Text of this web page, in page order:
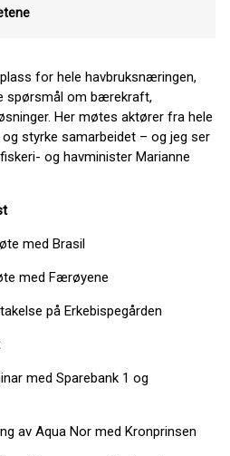
for hele havbruksnæringen,
spørsmål om bærekraft,
Her møtes aktører fra hele
styrke samarbeidet – og jeg ser
og havminister Marianne
med Brasil
med Færøyene
på Erkebispegården
med Sparebank 1 og
av Aqua Nor med Kronprinsen